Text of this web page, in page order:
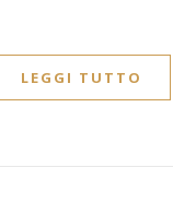
LEGGI TUTTO